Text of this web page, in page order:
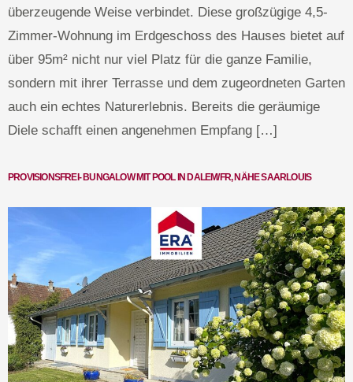
überzeugende Weise verbindet. Diese großzügige 4,5-
Zimmer-Wohnung im Erdgeschoss des Hauses bietet auf
über 95m² nicht nur viel Platz für die ganze Familie,
sondern mit ihrer Terrasse und dem zugeordneten Garten
auch ein echtes Naturerlebnis. Bereits die geräumige
Diele schafft einen angenehmen Empfang […]
PROVISIONSFREI- BUNGALOW MIT POOL IN DALEM/FR, NÄHE SAARLOUIS